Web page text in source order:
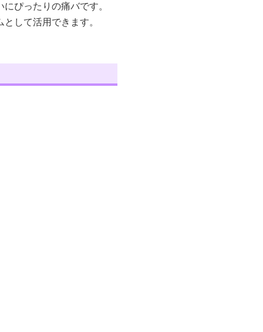
ぴったりの痛バです。
して活用できます。